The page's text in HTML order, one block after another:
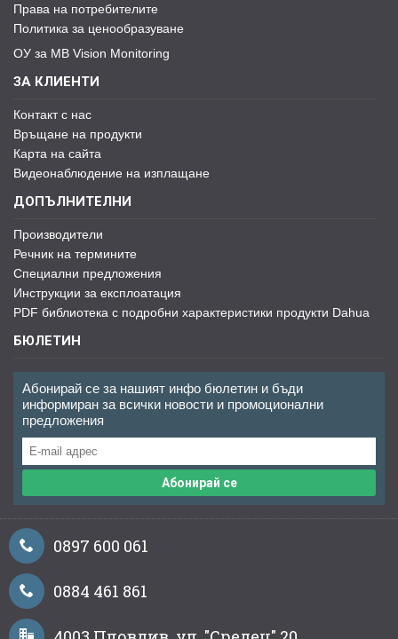
Права на потребителите
Политика за ценообразуване
ОУ за MB Vision Monitoring
ЗА КЛИЕНТИ
Контакт с нас
Връщане на продукти
Карта на сайта
Видеонаблюдение на изплащане
ДОПЪЛНИТЕЛНИ
Производители
Речник на термините
Специални предложения
Инструкции за експлоатация
PDF библиотека с подробни характеристики продукти Dahua
БЮЛЕТИН
Абонирай се за нашият инфо бюлетин и бъди
информиран за всички новости и промоционални
предложения
Абонирай се
0897 600 061
0884 461 861